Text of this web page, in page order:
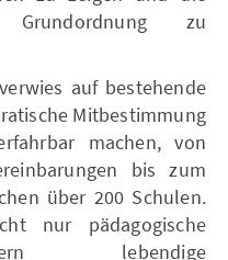
Grundordnung zu
auf bestehende
Mitbestimmung
machen, von
bis zum
über 200 Schulen.
nur pädagogische
lebendige